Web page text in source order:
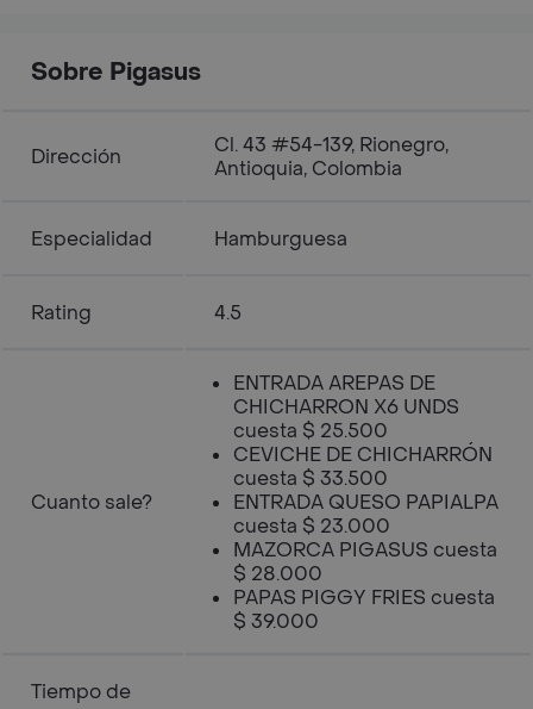
Sobre Pigasus
Dirección
Cl. 43 #54-139, Rionegro,
Antioquia, Colombia
Especialidad Hamburguesa
Rating 4.5
Cuanto sale?
ENTRADA AREPAS DE
CHICHARRON X6 UNDS
cuesta $ 25.500
CEVICHE DE CHICHARRÓN
cuesta $ 33.500
ENTRADA QUESO PAPIALPA
cuesta $ 23.000
MAZORCA PIGASUS cuesta
$ 28.000
PAPAS PIGGY FRIES cuesta
$ 39.000
Tiempo de